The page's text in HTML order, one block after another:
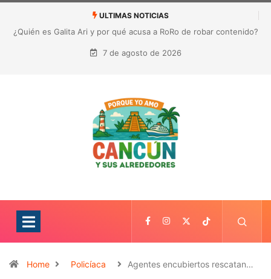
ULTIMAS NOTICIAS
¿Quién es Galita Ari y por qué acusa a RoRo de robar contenido?
La polémica que sacude las redes sociales
7 de agosto de 2026
Home Policíaca Agentes encubiertos rescatan…